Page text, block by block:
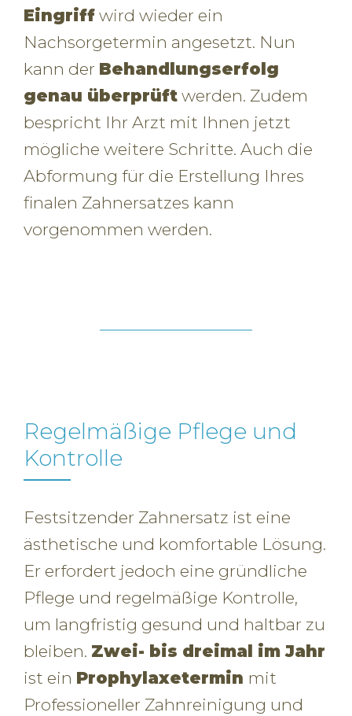
Eingriff wird wieder ein
Nachsorgetermin angesetzt. Nun
kann der Behandlungserfolg
genau überprüft werden. Zudem
bespricht Ihr Arzt mit Ihnen jetzt
mögliche weitere Schritte. Auch die
Abformung für die Erstellung Ihres
finalen Zahnersatzes kann
vorgenommen werden.
Regelmäßige Pflege und
Kontrolle
Festsitzender Zahnersatz ist eine
ästhetische und komfortable Lösung.
Er erfordert jedoch eine gründliche
Pflege und regelmäßige Kontrolle,
um langfristig gesund und haltbar zu
bleiben. Zwei- bis dreimal im Jahr
ist ein Prophylaxetermin mit
Professioneller Zahnreinigung und